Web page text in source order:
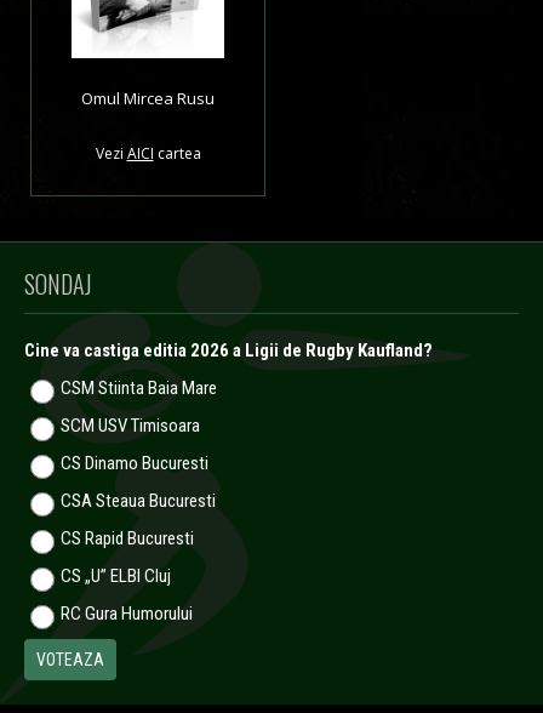
Omul Mircea Rusu
Vezi AICI cartea
SONDAJ
Cine va castiga editia 2026 a Ligii de Rugby Kaufland?
CSM Stiinta Baia Mare
SCM USV Timisoara
CS Dinamo Bucuresti
CSA Steaua Bucuresti
CS Rapid Bucuresti
CS „U” ELBI Cluj
RC Gura Humorului